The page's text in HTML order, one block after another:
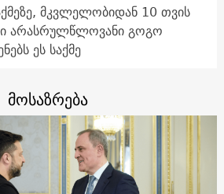
მკვლელობიდან 10 თვის
არასრულწლოვანი გოგო
ეს საქმე
მოსაზრება